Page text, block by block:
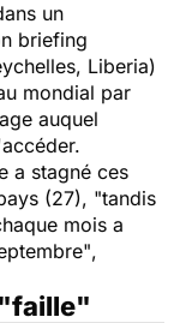
un
briefing
Liberia)
mondial par
auquel
a stagné ces
(27), "tandis
mois a
,